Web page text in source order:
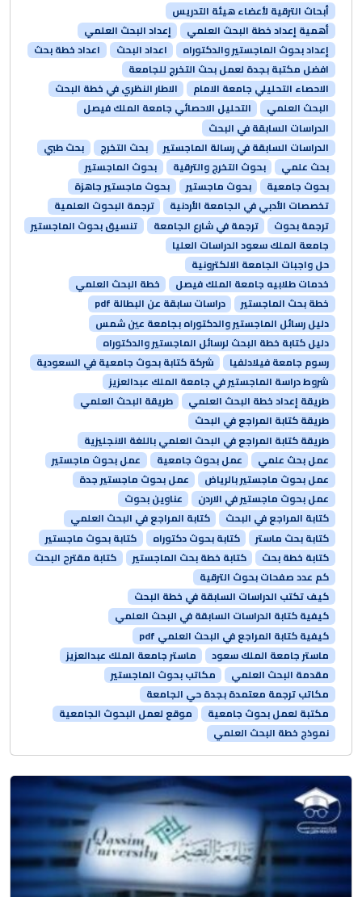
أبحاث الترقية لأعضاء هيئة التدريس
أهمية إعداد خطة البحث العلمي
إعداد البحث العلمي
إعداد بحوث الماجستير والدكتوراه
اعداد البحث
اعداد خطة بحث
افضل مكتبة بجدة لعمل بحث التخرج للجامعة
الاحصاء التحليلي جامعة الامام
الاطار النظري في خطة البحث
البحث العلمي
التحليل الاحصائي جامعة الملك فيصل
الدراسات السابقة في البحث
الدراسات السابقة في رسالة الماجستير
بحث التخرج
بحث طبي
بحث علمي
بحوث التخرج والترقية
بحوث الماجستير
بحوث جامعية
بحوث ماجستير
بحوث ماجستير جاهزة
تخصصات الأدبي في الجامعة الأردنية
ترجمة البحوث العلمية
ترجمة بحوث
ترجمة في شارع الجامعة
تنسيق بحوث الماجستير
جامعة الملك سعود الدراسات العليا
حل واجبات الجامعة الالكترونية
خدمات طلابيه جامعة الملك فيصل
خطة البحث العلمي
خطة بحث الماجستير
دراسات سابقة عن البطالة pdf
دليل رسائل الماجستير والدكتوراه بجامعة عين شمس
دليل كتابة خطة البحث لرسائل الماجستير والدكتوراه
رسوم جامعة فيلادلفيا
شركة كتابة بحوث جامعية في السعودية
شروط دراسة الماجستير في جامعة الملك عبدالعزيز
طريقة إعداد خطة البحث العلمي
طريقة البحث العلمي
طريقة كتابة المراجع في البحث
طريقة كتابة المراجع في البحث العلمي باللغة الانجليزية
عمل بحث علمي
عمل بحوث جامعية
عمل بحوث ماجستير
عمل بحوث ماجستير بالرياض
عمل بحوث ماجستير جدة
عمل بحوث ماجستير في الاردن
عناوين بحوث
كتابة المراجع في البحث
كتابة المراجع في البحث العلمي
كتابة بحث ماستر
كتابة بحوث دكتوراه
كتابة بحوث ماجستير
كتابة خطة بحث
كتابة خطة بحث الماجستير
كتابة مقترح البحث
كم عدد صفحات بحوث الترقية
كيف تكتب الدراسات السابقة في خطة البحث
كيفية كتابة الدراسات السابقة في البحث العلمي
كيفية كتابة المراجع في البحث العلمي pdf
ماستر جامعة الملك سعود
ماستر جامعة الملك عبدالعزيز
مقدمة البحث العلمي
مكاتب بحوث الماجستير
مكاتب ترجمة معتمدة بجدة حي الجامعة
مكتبة لعمل بحوث جامعية
موقع لعمل البحوث الجامعية
نموذج خطة البحث العلمي